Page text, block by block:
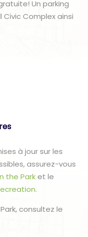
Un parking
Complex ainsi
à jour sur les
assurez-vous
the Parket le
consultez le